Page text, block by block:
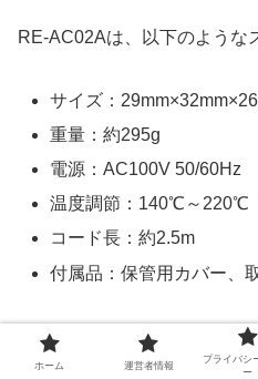
RE-AC02Aは、以下のような
サイズ：
重量：約295g
電源：AC100V 50/60Hz
温度調節：140℃～220℃
コード長：約2.5m
付属品：保管用カバー、
RE-AC02Aは、リファ ビュ
ンドの製品です。
ホーム 運営者情報
プライバシ
ー